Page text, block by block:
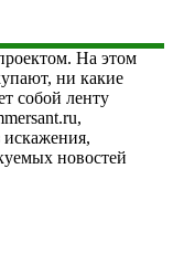
На этом
ни какие
собой ленту
новостей